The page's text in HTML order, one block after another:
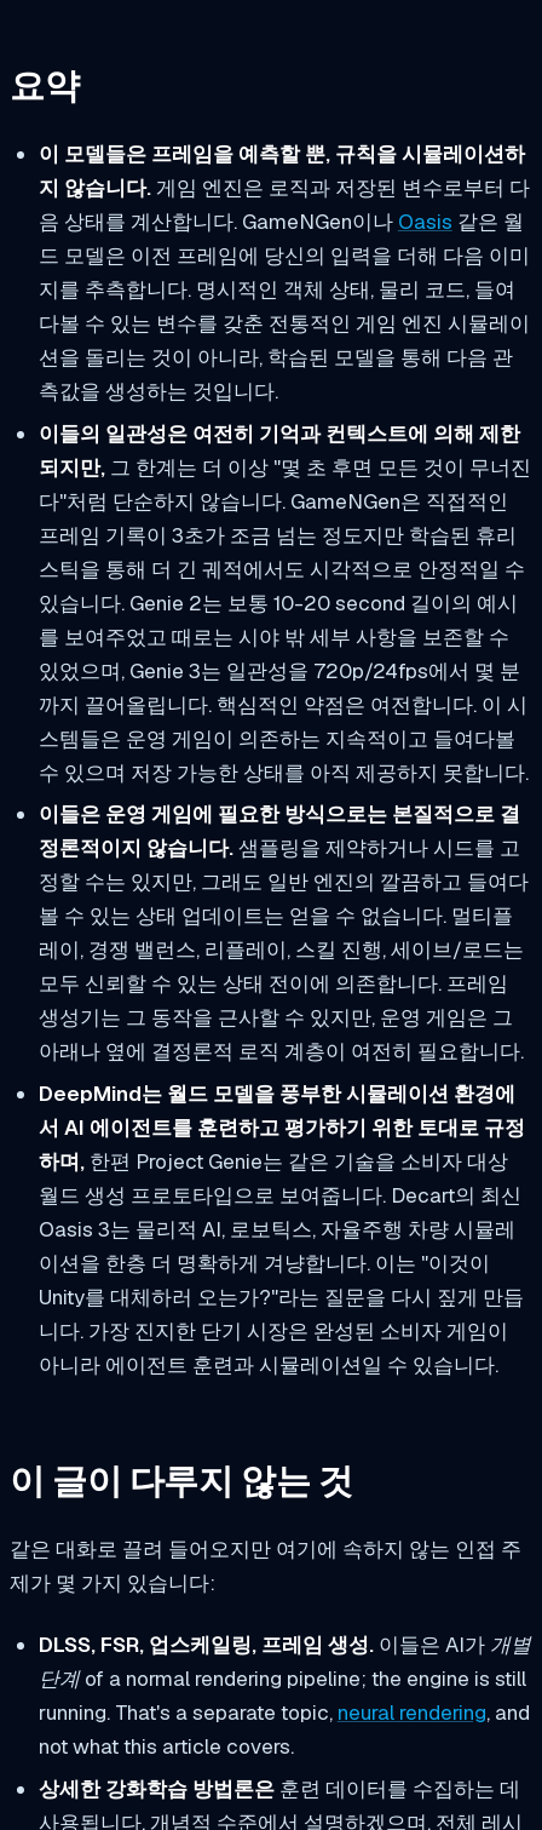
요약
이 모델들은 프레임을 예측할 뿐, 규칙을 시뮬레이션하
지 않습니다.게임 엔진은 로직과 저장된 변수로부터 다
음 상태를 계산합니다. GameNGen이나 Oasis 같은 월
드 모델은 이전 프레임에 당신의 입력을 더해 다음 이미
지를 추측합니다. 명시적인 객체 상태, 물리 코드, 들여
다볼 수 있는 변수를 갖춘 전통적인 게임 엔진 시뮬레이
션을 돌리는 것이 아니라, 학습된 모델을 통해 다음 관
측값을 생성하는 것입니다.
이들의 일관성은 여전히 기억과 컨텍스트에 의해 제한
되지만,그 한계는 더 이상 "몇 초 후면 모든 것이 무너진
다"처럼 단순하지 않습니다. GameNGen은 직접적인
프레임 기록이 3초가 조금 넘는 정도지만 학습된 휴리
스틱을 통해 더 긴 궤적에서도 시각적으로 안정적일 수
있습니다. Genie 2는 보통 10-20 second 길이의 예시
를 보여주었고 때로는 시야 밖 세부 사항을 보존할 수
있었으며, Genie 3는 일관성을 720p/24fps에서 몇 분
까지 끌어올립니다. 핵심적인 약점은 여전합니다. 이 시
스템들은 운영 게임이 의존하는 지속적이고 들여다볼
수 있으며 저장 가능한 상태를 아직 제공하지 못합니다.
이들은 운영 게임에 필요한 방식으로는 본질적으로 결
정론적이지 않습니다.샘플링을 제약하거나 시드를 고
정할 수는 있지만, 그래도 일반 엔진의 깔끔하고 들여다
볼 수 있는 상태 업데이트는 얻을 수 없습니다. 멀티플
레이, 경쟁 밸런스, 리플레이, 스킬 진행, 세이브/로드는
모두 신뢰할 수 있는 상태 전이에 의존합니다. 프레임
생성기는 그 동작을 근사할 수 있지만, 운영 게임은 그
아래나 옆에 결정론적 로직 계층이 여전히 필요합니다.
DeepMind는 월드 모델을 풍부한 시뮬레이션 환경에
서 AI 에이전트를 훈련하고 평가하기 위한 토대로 규정
하며,한편 Project Genie는 같은 기술을 소비자 대상
월드 생성 프로토타입으로 보여줍니다. Decart의 최신
Oasis 3는 물리적 AI, 로보틱스, 자율주행 차량 시뮬레
이션을 한층 더 명확하게 겨냥합니다. 이는 "이것이
Unity를 대체하러 오는가?"라는 질문을 다시 짚게 만듭
니다. 가장 진지한 단기 시장은 완성된 소비자 게임이
아니라 에이전트 훈련과 시뮬레이션일 수 있습니다.
이 글이 다루지 않는 것
같은 대화로 끌려 들어오지만 여기에 속하지 않는 인접 주
제가 몇 가지 있습니다:
DLSS, FSR, 업스케일링, 프레임 생성.이들은 AI가 개별
단계of a normal rendering pipeline; the engine is still
running. That's a separate topic, neural rendering, and
not what this article covers.
상세한 강화학습 방법론은훈련 데이터를 수집하는 데
사용됩니다. 개념적 수준에서 설명하겠으며, 전체 레시